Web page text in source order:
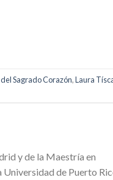
Sagrado Corazón,Laura
y de la Maestría en
de Puerto